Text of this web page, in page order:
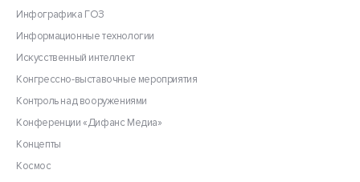
Инфографика ГОЗ
Информационные технологии
Искусственный интеллект
Конгрессно-выставочные мероприятия
Контроль над вооружениями
Конференции «Дифанс Медиа»
Концепты
Космос